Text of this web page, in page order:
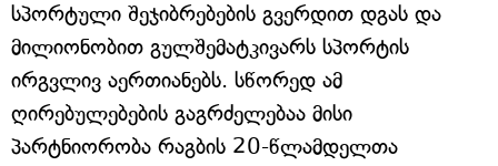
სპორტული შეჯიბრებების გვერდით დგას და
მილიონობით გულშემატკივარს სპორტის
ირგვლივ აერთიანებს. სწორედ ამ
ღირებულებების გაგრძელებაა მისი
პარტნიორობა რაგბის 20-წლამდელთა